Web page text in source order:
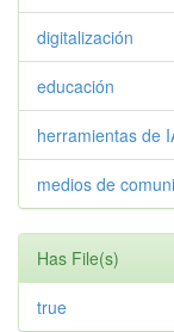
digitalización
educación
herramientas de
medios de
Has File(s)
true